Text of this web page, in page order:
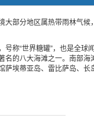
大部分地区属热带雨林气
称“世界糖罐”，也是全
名的八大海滩之一。南部
萨埃蒂亚岛、雷比萨岛、